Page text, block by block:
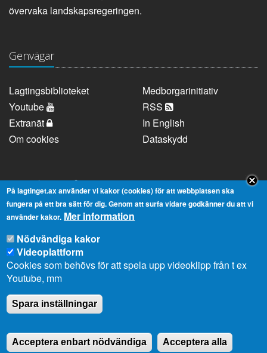
övervaka landskapsregeringen.
Genvägar
Lagtingsbiblioteket
Medborgarinitiativ
Youtube
RSS
Extranät
In English
Om cookies
Dataskydd
Kontaktuppgifter
Strandgatan 37, AX-22100 Mariehamn
Telefonnummer:
+358 18 25000
E-
post:
info@lagtinget.ax
Fler:
Kontakta lagtingets kansli
2026 © Ålands Lagting
På lagtinget.ax använder vi kakor (cookies) för att webbplatsen ska
fungera på ett bra sätt för dig. Genom att surfa vidare godkänner du att vi
använder kakor. Mer information
Nödvändiga kakor
Videoplattform
Cookies som behövs för att spela upp videoklipp från t ex
Youtube, mm
Spara inställningar
Acceptera enbart nödvändiga Acceptera alla